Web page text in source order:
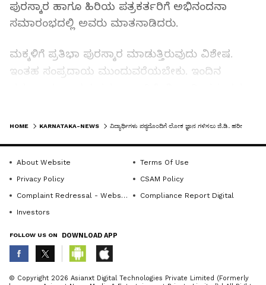
ಪುರಸ್ಕಾರ ಹಾಗೂ ಹಿರಿಯ ಪತ್ರಕರ್ತರಿಗೆ ಅಭಿನಂದನಾ
ಸಮಾರಂಭದಲ್ಲಿ ಅವರು ಮಾತನಾಡಿದರು.
ಮಕ್ಕಳಿಗೆ ಪ್ರತಿಭಾ ಪುರಸ್ಕಾರ ಮಾಡುತ್ತಿರುವುದು ವಿಶೇಷ.
ಇಂತಹ ಸಂಪ್ರದಾಯ ಮುಂದುವರೆಯಬೇಕು. ಇಂದಿನ
ಅದರಲ್ಲಿ ನಿಮ್ಮ ಭವಿಷ್ಯ ಅಡಗಿದೆ. ಪೋಷಕರು, ಶಿಕ್ಷಕರು
ನೀವೇ ಕಟ್ಟಿಕೊಳ್ಳಬೇಕು. ನಿಮಗೆ ಆಸಕ್ತಿ ಇರುವ ಕ್ಷೇತ್ರದಲ್ಲಿ
ಮುಂದುವರೆಯಿರಿ. ನೀವು ವಿದ್ಯಾವಂತರಾಗದಿದ್ದರೆ, ನಿಮ್ಮಲ್ಲಿ
ಸಾಮಾನ್ಯ ಜ್ಞಾನ ಇಲ್ಲವಾದರೆ ಈ ಸಮಾಜದಲ್ಲಿ ಯಶಸ್ವಿಯಾಗಿ
ಬದುಕಲು ಸಾಧ್ಯವಾಗಲ್ಲ ಎಂದರು.
ಇಂದಿನ ಸ್ಪರ್ಧಾತ್ಮಕ ಯುಗದಲ್ಲಿ ವಿದ್ಯಾರ್ಥಿಗಳು
ವಿದ್ಯಾವಂತರಾಗುವ ಜೊತೆಗೆ ಕಠಿಣ ಪರಿಶ್ರಮದಿಂದ ಮಾತ್ರ
ಉತ್ತಮ ಭವಿಷ್ಯ ರೂಪಿಸಿಕೊಳ್ಳಲು ಸಾಧ್ಯ. ವಿದ್ಯಾರ್ಥಿಗಳು
ABOUT THE AUTHOR
HOME KARNATAKA-NEWS
About Website
Terms Of Use
Privacy Policy
CSAM Policy
Complaint Redressal - Website
Compliance Report Digital
Investors
FOLLOW US ON DOWNLOAD APP
© Copyright 2026 Asianxt Digital Technologies Private Limited (Formerly